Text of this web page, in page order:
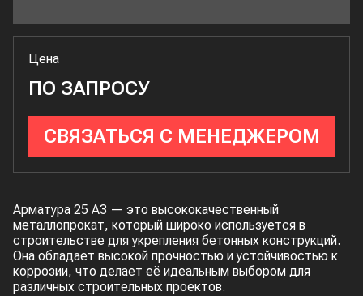
Цена
ПО ЗАПРОСУ
СВЯЗАТЬСЯ С МЕНЕДЖЕРОМ
Арматура 25 А3 — это высококачественный
металлопрокат, который широко используется в
строительстве для укрепления бетонных конструкций.
Она обладает высокой прочностью и устойчивостью к
коррозии, что делает её идеальным выбором для
различных строительных проектов.